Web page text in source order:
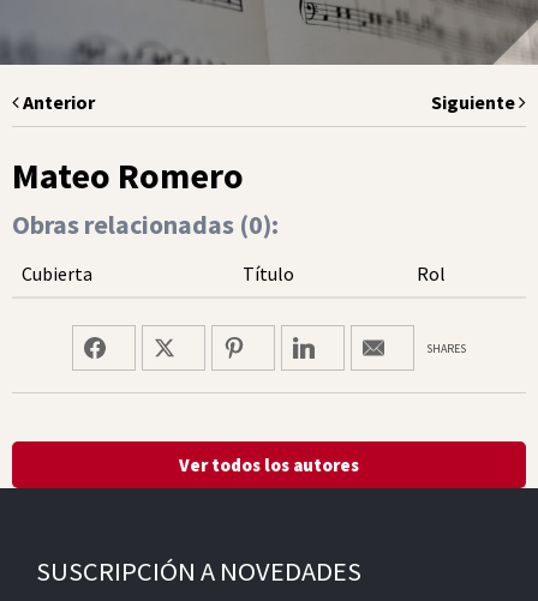
Anterior Siguiente
Mateo Romero
Obras relacionadas (0):
Cubierta Título Rol
SHARES
Ver todos los autores
SUSCRIPCIÓN A NOVEDADES